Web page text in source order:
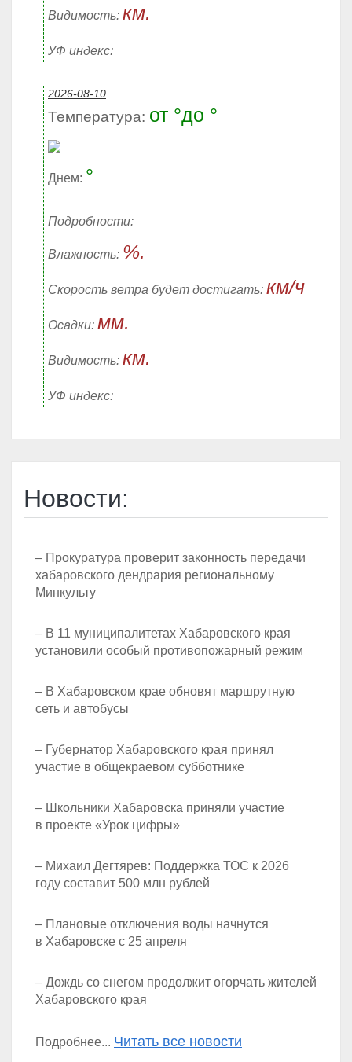
Видимость: км.
УФ индекс:
2026-08-10
Температура: от °до °
Днем: °
Подробности:
Влажность: %.
Скорость ветра будет достигать: км/ч
Осадки: мм.
Видимость: км.
УФ индекс:
Новости:
– Прокуратура проверит законность передачи
хабаровского дендрария региональному
Минкульту
– В 11 муниципалитетах Хабаровского края
установили особый противопожарный режим
– В Хабаровском крае обновят маршрутную
сеть и автобусы
– Губернатор Хабаровского края принял
участие в общекраевом субботнике
– Школьники Хабаровска приняли участие
в проекте «Урок цифры»
– Михаил Дегтярев: Поддержка ТОС к 2026
году составит 500 млн рублей
– Плановые отключения воды начнутся
в Хабаровске с 25 апреля
– Дождь со снегом продолжит огорчать жителей
Хабаровского края
Подробнее... Читать все новости